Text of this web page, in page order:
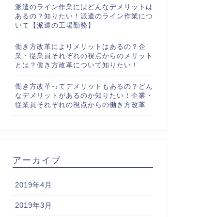
派遣のライン作業にはどんなデメリットは
あるの？知りたい！派遣のライン作業につ
いて【派遣の工場勤務】
働き方改革によりメリットはあるの？企
業・従業員それぞれの視点からのメリット
とは？働き方改革について知りたい！
働き方改革ってデメリットもあるの？どん
なデメリットがあるのか知りたい！企業・
従業員それぞれの視点からの働き方改革
アーカイブ
2019年4月
2019年3月